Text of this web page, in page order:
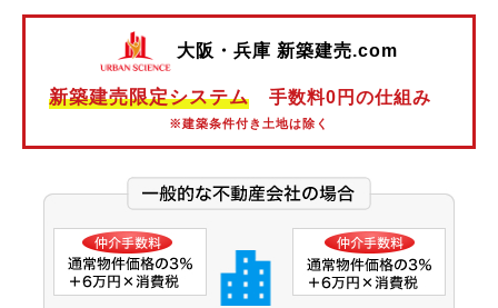
阪急千里線
阪神本線
阪神なんば線
北大阪急行電鉄
能勢電鉄
大阪・兵庫 新築建売.com
新築建売限定システム 手数料0円の仕組み
※建築条件付き土地は除く